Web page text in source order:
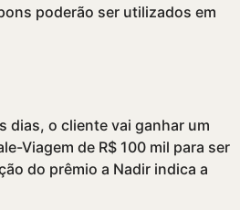
poderão ser utilizados em
dias, o cliente vai ganhar um
Viagem de R$ 100 mil para ser
do prêmio a Nadir indica a